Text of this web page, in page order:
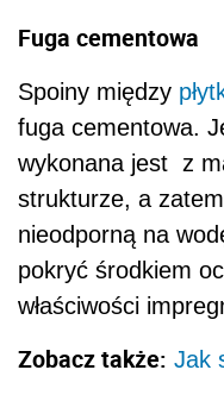
Fuga cementowa
Spoiny między
fuga cementowa.
wykonana jest z
strukturze, a
nieodporną na
pokryć środkiem
właściwości
Zobacz także: Jak